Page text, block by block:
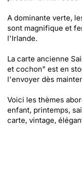
A dominante verte,
sont magnifique et
l'Irlande.
La carte ancienne
et cochon" est en
l'envoyer dès
Voici les thèmes
enfant, printemps,
carte, vintage,